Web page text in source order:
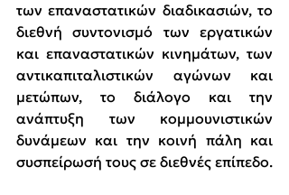
των επαναστατικών διαδικασιών, το
διεθνή συντονισμό των εργατικών
και επαναστατικών κινημάτων, των
αντικαπιταλιστικών αγώνων και
μετώπων, το διάλογο και την
ανάπτυξη των κομμουνιστικών
δυνάμεων και την κοινή πάλη και
συσπείρωσή τους σε διεθνές επίπεδο.